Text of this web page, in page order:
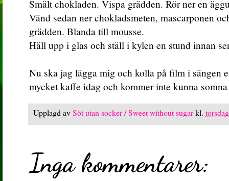
Smält chokladen. Vispa grädden. Rör ner en
Vänd sedan ner chokladsmeten, mascarponen
grädden. Blanda till mousse.
Häll upp i glas och ställ i kylen en stund innan
Nu ska jag lägga mig och kolla på film i sängen
mycket kaffe idag och kommer inte kunna
Upplagd avSöt utan socker / Sweet without sugarkl.
Inga kommentarer: